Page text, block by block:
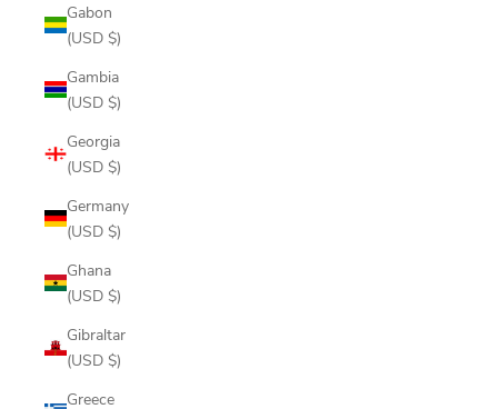
Gabon
(USD $)
Gambia
(USD $)
Georgia
(USD $)
Germany
(USD $)
Ghana
(USD $)
Gibraltar
(USD $)
Greece